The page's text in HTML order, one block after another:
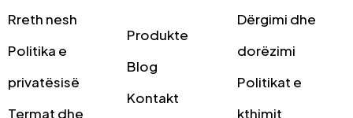
Rreth nesh
Politika e
privatësisë
Termat dhe
Produkte
Blog
Kontakt
Dërgimi dhe
dorëzimi
Politikat e
kthimit